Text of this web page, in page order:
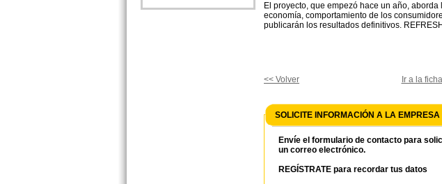
El proyecto, que empezó hace un año,
economía, comportamiento de los
publicarán los resultados definitivos.
<< Volver Ir a la
SOLICITE INFORMACIÓN A LA EMPRESA
Envíe el formulario de contacto para
un correo electrónico.
REGÍSTRATE para recordar tus datos